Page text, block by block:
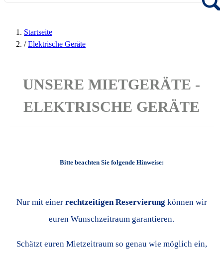
Startseite
/ Elektrische Geräte
UNSERE MIETGERÄTE -
ELEKTRISCHE GERÄTE
Bitte beachten Sie folgende Hinweise:
Nur mit einer rechtzeitigen Reservierungkönnen wir
euren Wunschzeitraum garantieren.
Schätzt euren Mietzeitraum so genau wie möglich ein,